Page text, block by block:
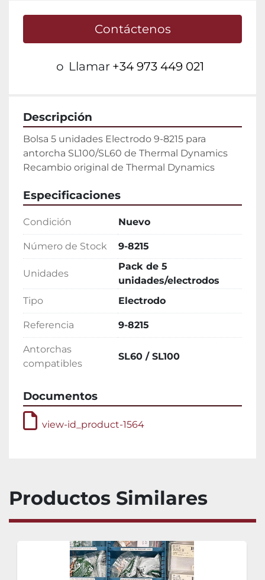
Contáctenos
o Llamar +34 973 449 021
Descripción
Bolsa 5 unidades Electrodo 9-8215 para
antorcha SL100/SL60 de Thermal Dynamics
Recambio original de Thermal Dynamics
Especificaciones
Condición Nuevo
Número de Stock 9-8215
Unidades
Pack de 5
unidades/electrodos
Tipo
Electrodo
Referencia 9-8215
Antorchas
compatibles
SL60 / SL100
Documentos
view-id_product-1564
Productos Similares